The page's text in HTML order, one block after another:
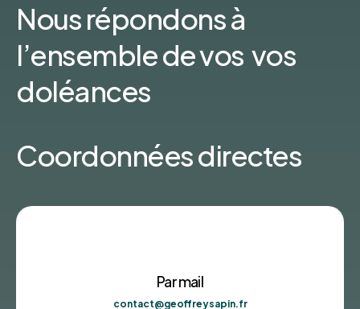
Nous répondons à
l’ensemble de vos vos
doléances
Coordonnées directes
Par mail
contact@geoffreysapin.fr